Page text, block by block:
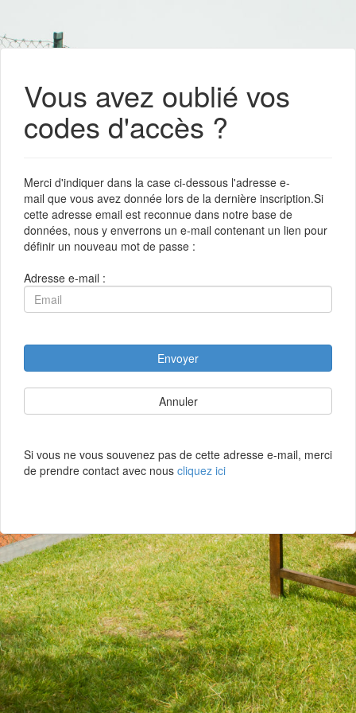
Vous avez oublié vos
codes d'accès ?
Merci d'indiquer dans la case ci-dessous l'adresse e-
mail que vous avez donnée lors de la dernière inscription.Si
cette adresse email est reconnue dans notre base de
données, nous y enverrons un e-mail contenant un lien pour
définir un nouveau mot de passe :
Adresse e-mail :
Envoyer
Annuler
Si vous ne vous souvenez pas de cette adresse e-mail, merci
de prendre contact avec nous cliquez ici